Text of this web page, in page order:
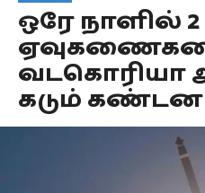
ஒரே நாளில் 2
வடகொரியா
கடும்